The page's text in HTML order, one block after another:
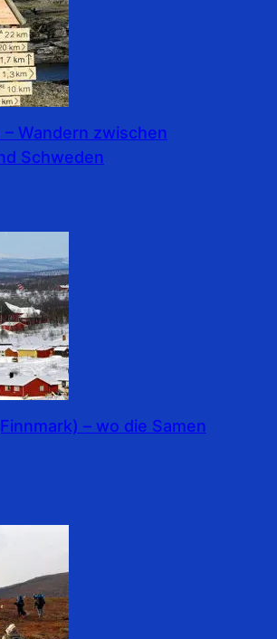
– Wandern zwischen
Schweden
– wo die Samen